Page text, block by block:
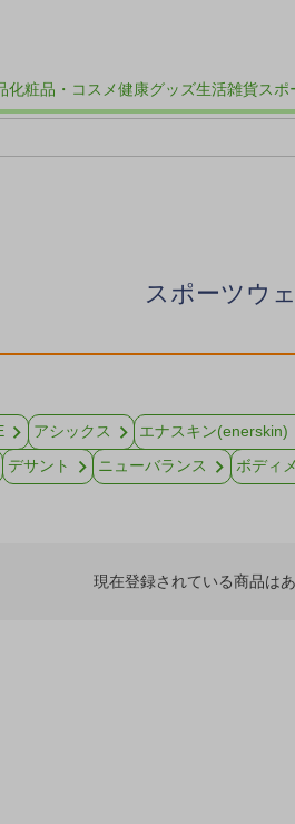
化粧品・コスメ健康グッズ生活雑貨スポ
スポーツウ
アシックス エナスキン(enerskin)
デサント ニューバランス ボディ
現在登録されている商品はあ